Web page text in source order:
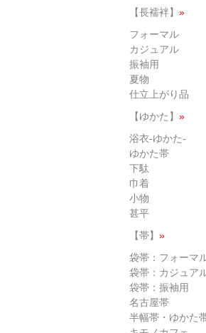
【長襦袢】 »
フォーマル
カジュアル
振袖用
夏物
仕立上がり品
【ゆかた】 »
浴衣-ゆかた-
ゆかた帯
下駄
巾着
小物
甚平
【帯】 »
袋帯：フォーマ
袋帯：カジュア
袋帯：振袖用
名古屋帯
半幅帯・ゆかた